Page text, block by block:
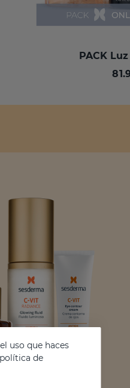
PACK
uso que haces
de